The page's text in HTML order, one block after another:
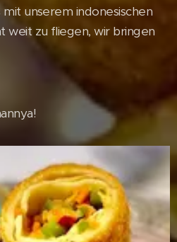
unserem indonesischen
weit zu fliegen, wir bringen